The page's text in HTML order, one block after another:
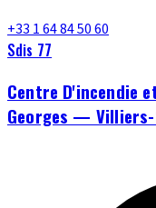
+33 1 64 84 50 60
Sdis 77
Centre D'incendie
Georges —